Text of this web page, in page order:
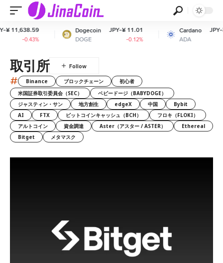
11,638.59
-0.43%
Dogecoin
DOGE
JPY-¥ 11.01
-0.12%
Cardano
ADA
JPY-¥
取引所
# Binance ブロックチェーン
初心者
米国証券取引委員会（SEC）
ベビードージ（BABYDOGE）
ジャスティン・サン
地方創生 edgeX 中国
Bybit
AI
FTX ビットコインキャッシュ（BCH）
フロキ（FLOKI）
アルトコイン
資金調達 Aster（アスター / ASTER）
Ethereal
Bitget
メタマスク